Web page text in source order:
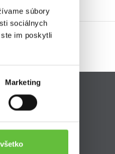
súbory
sociálnych
im poskytli
Marketing
Pripojte sa k nám